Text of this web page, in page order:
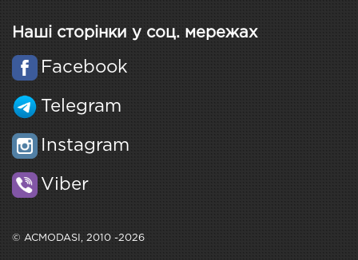
Наші сторінки у соц. мережах
Facebook
Telegram
Instagram
Viber
© ACMODASI, 2010 -2026